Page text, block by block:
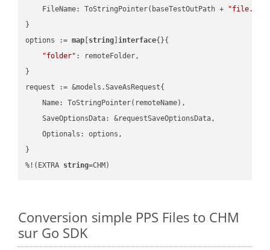
    FileName: ToStringPointer(baseTestOutPath +
}
options := map string ]interface{}{
"folder" : remoteFolder,
}
request := &models.SaveAsRequest{
    Name: ToStringPointer(remoteName),
    SaveOptionsData: &requestSaveOptionsData,
    Optionals: options,
}
%!(EXTRA string=CHM)
Conversion simple PPS Files to CHM
sur Go SDK